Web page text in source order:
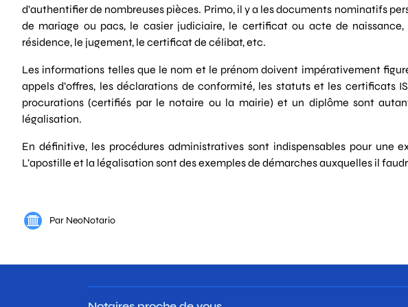
d’authentifier de nombreuses pièces. Primo, il y a les documents nominatifs
de mariage ou pacs, le casier judiciaire, le certificat ou acte de naissance,
résidence, le jugement, le certificat de célibat, etc.
Les informations telles que le nom et le prénom doivent impérativement
appels d’offres, les déclarations de conformité, les statuts et les certificats
procurations (certifiés par le notaire ou la mairie) et un diplôme sont
légalisation.
En définitive, les procédures administratives sont indispensables pour une
L’apostille et la légalisation sont des exemples de démarches auxquelles il
Par NeoNotario